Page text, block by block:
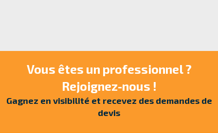
Vous êtes un professionnel ?
Rejoignez-nous !
Gagnez en visibilité et recevez des demandes de
devis